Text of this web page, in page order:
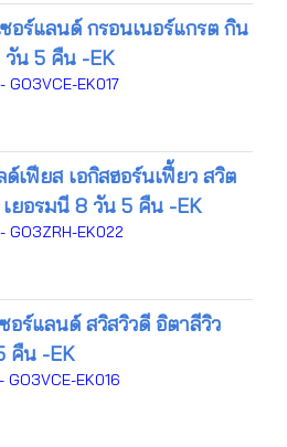
อร์แลนด์ กรอนเนอร์แกรต กิน
วัน 5 คืน -EK
GO3VCE-EK017
ด์เฟียส เอกิสฮอร์นเฟี้ยว สวิต
ยอรมนี 8 วัน 5 คืน -EK
GO3ZRH-EK022
อร์แลนด์ สวิสวิวดี อิตาลีวิว
คืน -EK
GO3VCE-EK016